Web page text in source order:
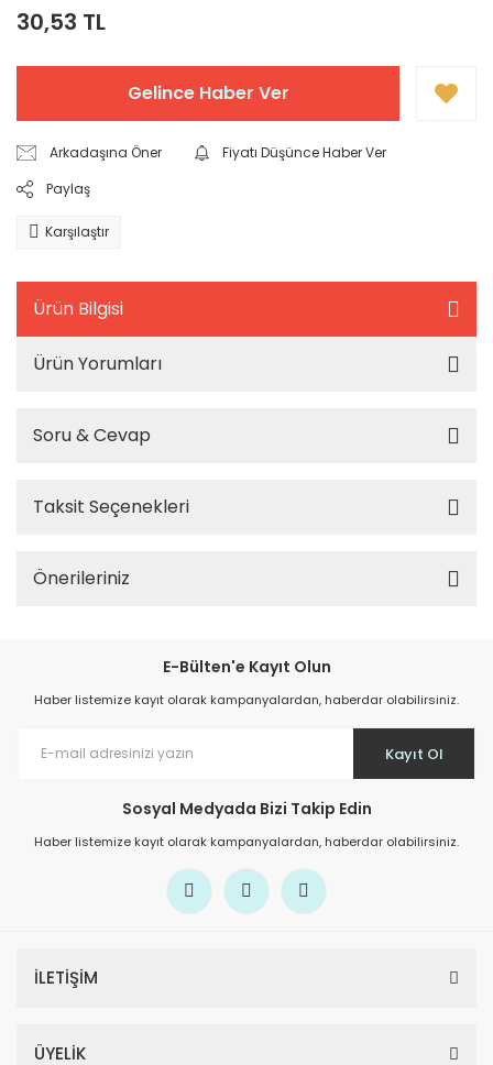
30,53 TL
Gelince Haber Ver
Arkadaşına Öner
Fiyatı Düşünce Haber Ver
Paylaş
Karşılaştır
Ürün Bilgisi
Ürün Yorumları
Soru & Cevap
Taksit Seçenekleri
Önerileriniz
E-Bülten'e Kayıt Olun
Haber listemize kayıt olarak kampanyalardan, haberdar olabilirsiniz.
Kayıt Ol
Sosyal Medyada Bizi Takip Edin
Haber listemize kayıt olarak kampanyalardan, haberdar olabilirsiniz.
İLETİŞİM
ÜYELİK